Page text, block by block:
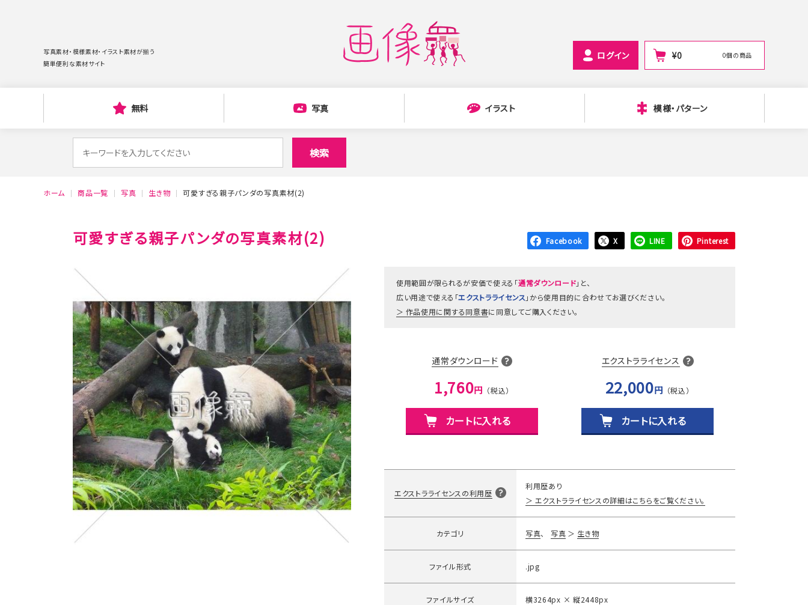
写真素材・模様素材・イラスト素材が揃う
簡単便利な素材サイト
ログイン ¥0 0個の商品
無料 写真 イラスト 模様・パターン
象:
検索
ホーム 商品一覧 写真 生き物 可愛すぎる親子パンダの写真素材(2)
可愛すぎる親子パンダの写真素材(2) Facebook X LINE Pinterest
使用範囲が限られるが安価で使える「通常ダウンロード」と、
広い用途で使える「エクストラライセンス 」から使用目的に合わせてお選びください。
作品使用に関する同意書に同意してご購入ください。
通常ダウンロード
1,760円
カートに入れる
エクストラライセンス
22,000円
カートに入れる
エクストラライセンスの利用歴
利用歴あり
エクストラライセンスの詳細はこちらをご覧ください。
カテゴリ 写真 写真 生き物
ファイル形式 .jpg
ファイルサイズ 横3264px × 縦2448px